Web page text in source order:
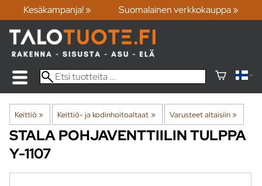
Kesäkampanja! » Suomalainen verkkokauppa »
Keittiö‪» Keittiö- ja kodinhoitoaltaat ‪» Varusteet altaisiin‪»
STALAPOHJAVENTTIILIN TULPPA
Y-1107